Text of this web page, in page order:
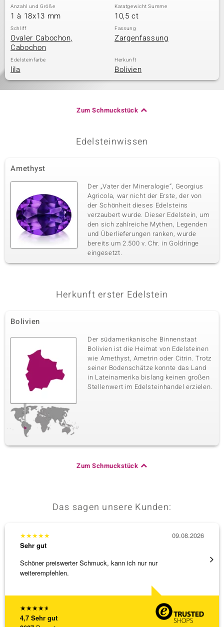
Anzahl und Größe
1 à 18x13 mm
Karatgewicht Summe
10,5 ct
Schliff
Ovaler Cabochon,
Cabochon
Fassung
Zargenfassung
Edelsteinfarbe
lila
Herkunft
Bolivien
Zum Schmuckstück
Edelsteinwissen
Amethyst
Der „Vater der Mineralogie“, Georgius
Agricola, war nicht der Erste, der von
der Schönheit dieses Edelsteins
verzaubert wurde. Dieser Edelstein, um
den sich zahlreiche Mythen, Legenden
und Überlieferungen ranken, wurde
bereits um 2.500 v. Chr. in Goldringe
eingesetzt.
Herkunft erster Edelstein
Bolivien
Der südamerikanische Binnenstaat
Bolivien ist die Heimat von Edelsteinen
wie Amethyst, Ametrin oder Citrin. Trotz
seiner Bodenschätze konnte das Land
in Lateinamerika bislang keinen großen
Stellenwert im Edelsteinhandel erzielen.
Zum Schmuckstück
Das sagen unsere Kunden:
★★★★★
4,7 Sehr gut
★★★★★
Sehr gut
Schöner preiswerter Schmuck, kann ich nur nur
weiterempfehlen.
09.08.2026